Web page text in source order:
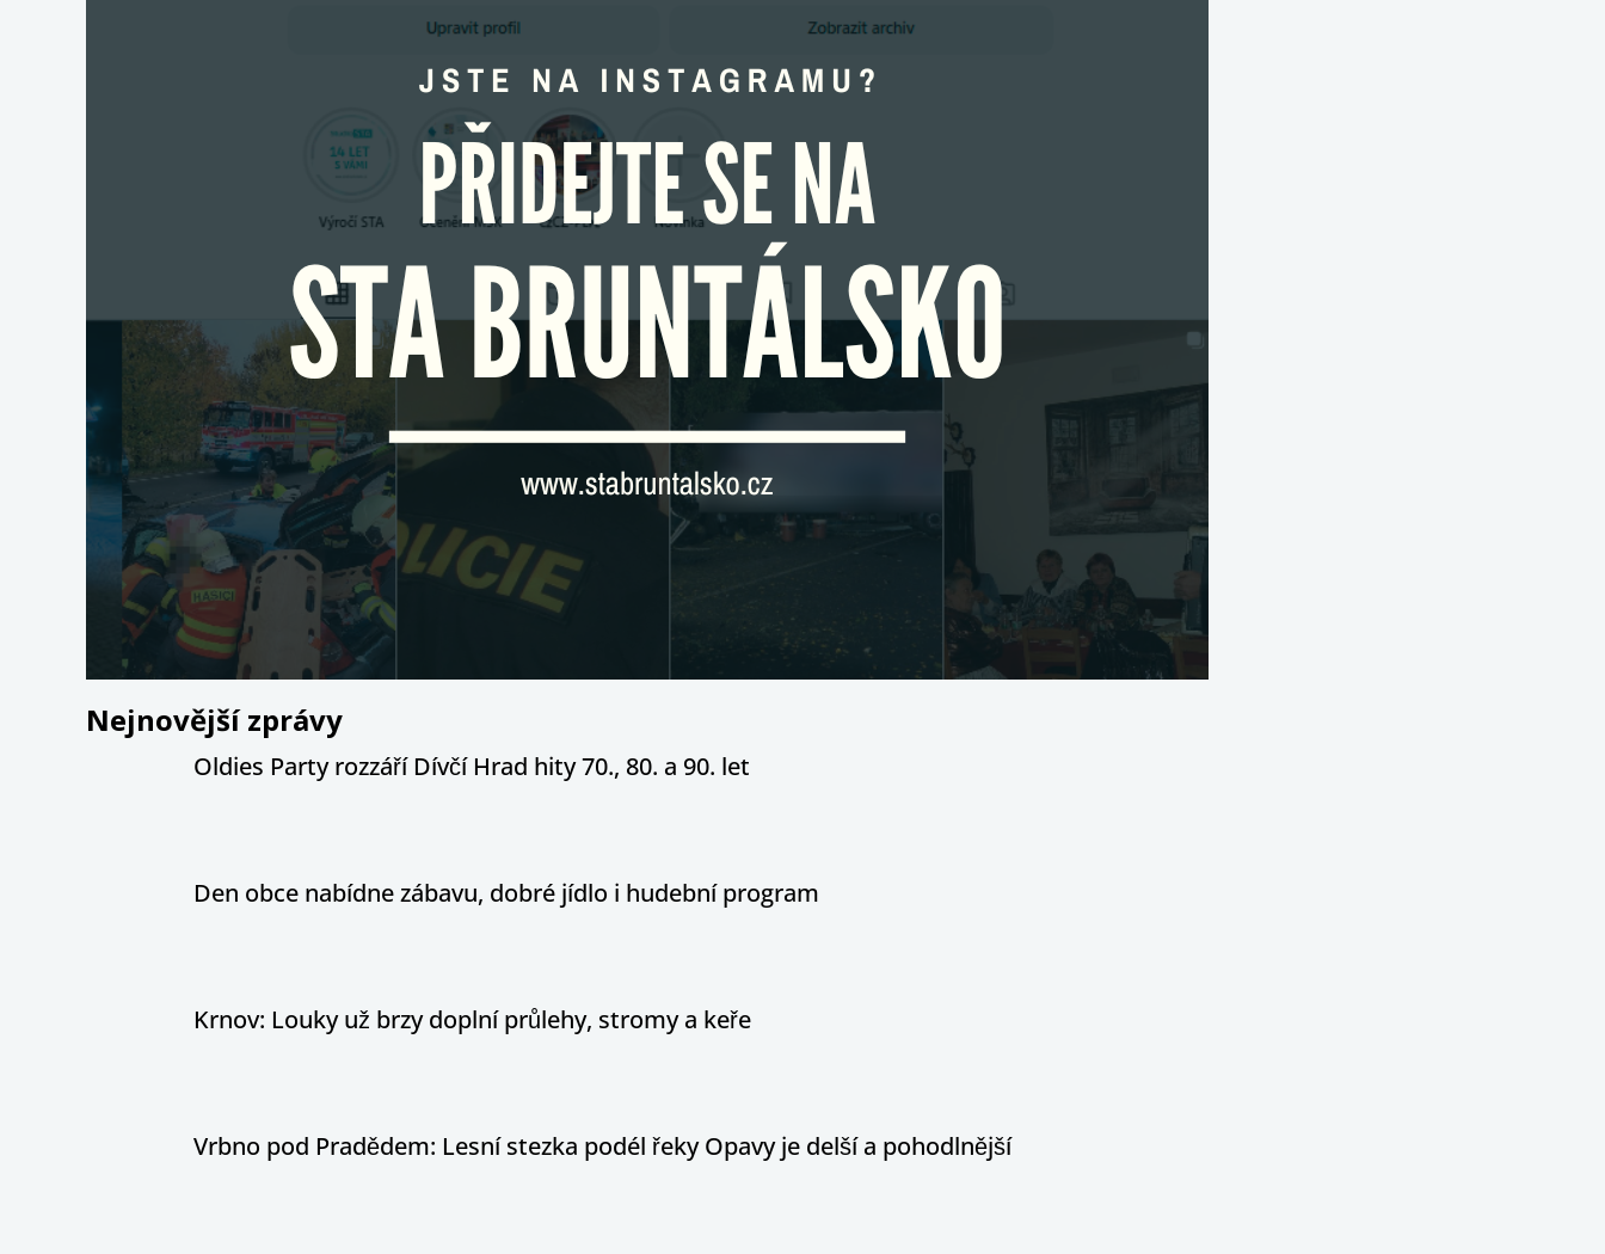
Nejnovější zprávy
Oldies Party rozzáří Dívčí Hrad hity 70., 80. a 90. let
Den obce nabídne zábavu, dobré jídlo i hudební program
Krnov: Louky už brzy doplní průlehy, stromy a keře
Vrbno pod Pradědem: Lesní stezka podél řeky Opavy je delší a pohodlnější